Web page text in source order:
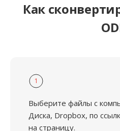
Как
1
Выберите файлы с
Диска, Dropbox, по
на страницу.